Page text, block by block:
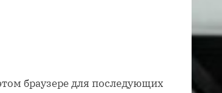
браузере для последующих